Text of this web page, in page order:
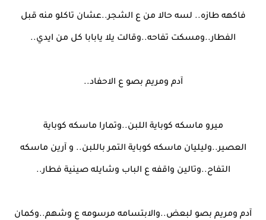
فاكهه طازه.. لسه حالا من ع الشجر..عشان تاكلو منه قبل
الفطار..ومسكت تفاحه..وقالت يلا يابابا كل من ايدي..
آدم ومريم بصو ع الاحفاد..
ميرو ماسكه كوباية اللبن..وتمارا ماسكه كوباية
العصير..وليليان ماسكه كوباية التمر باللبن.. و آرين ماسكه
التفاح..وتالين واقفه ع الباب وشايله صينية فطار..
آدم ومريم بصو لبعض..والابتسامه مرسومه ع وشهم..وكمان